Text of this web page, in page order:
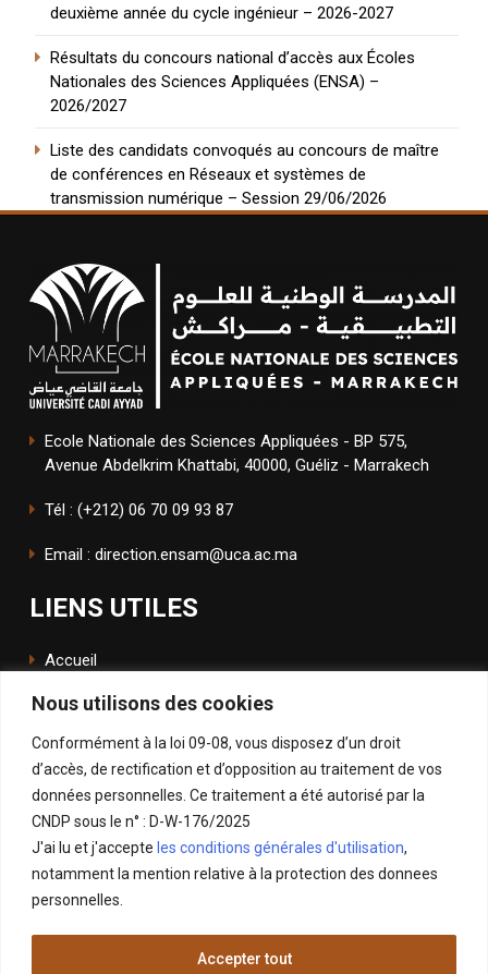
Nous utilisons des cookies
Conformément à la loi 09-08, vous disposez d’un droit
d’accès, de rectification et d’opposition au traitement de vos
données personnelles. Ce traitement a été autorisé par la
CNDP sous le n° : D-W-176/2025
J'ai lu et j'accepte les conditions générales d'utilisation,
notamment la mention relative à la protection des donnees
personnelles.
Accepter tout
deuxième année du cycle ingénieur – 2026-2027
Résultats du concours national d’accès aux Écoles
Nationales des Sciences Appliquées (ENSA) –
2026/2027
Liste des candidats convoqués au concours de maître
de conférences en Réseaux et systèmes de
transmission numérique – Session 29/06/2026
Ecole Nationale des Sciences Appliquées - BP 575,
Avenue Abdelkrim Khattabi, 40000, Guéliz - Marrakech
Tél : (+212) 06 70 09 93 87
Email : direction.ensam@uca.ac.ma
LIENS UTILES
Accueil
L'école
ENSApp
SUIVEZ NOUS
Facebook
Instagram